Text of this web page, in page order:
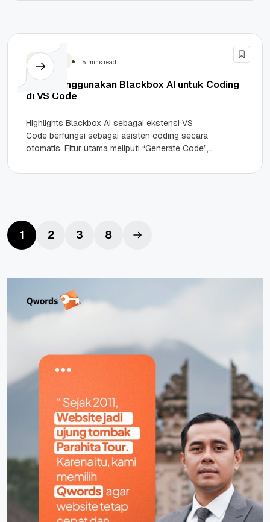
Teknologi 5 mins read
Cara Menggunakan Blackbox AI untuk Coding
di VS Code
Highlights Blackbox AI sebagai ekstensi VS
Code berfungsi sebagai asisten coding secara
otomatis. Fitur utama meliputi “Generate Code”,
menggunakan...
1 2 3 8